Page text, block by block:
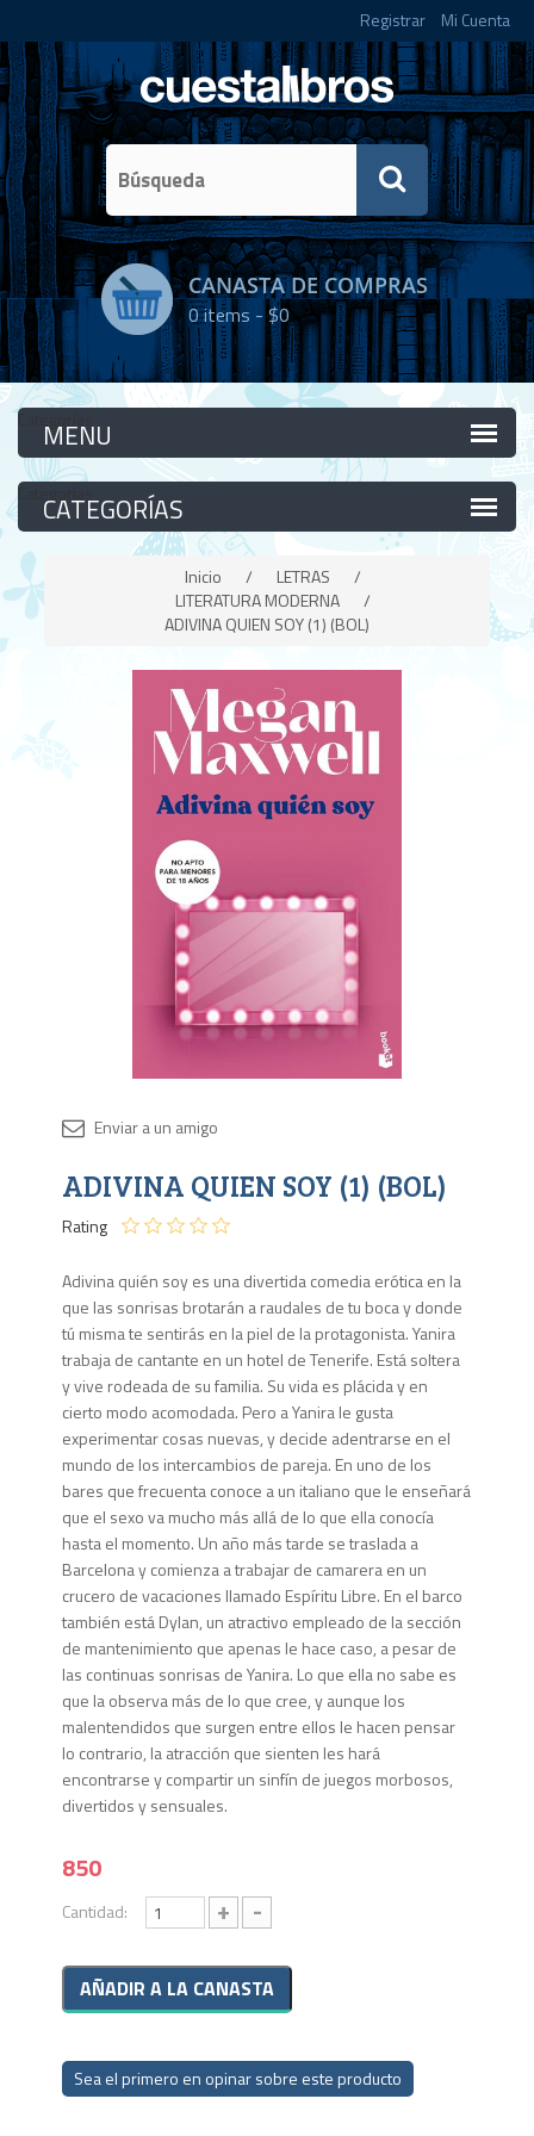
Registrar Mi Cuenta
CANASTA DE COMPRAS
0items -$0
Categorías
Categorías
Inicio / LETRAS
/
LITERATURA MODERNA
/
ADIVINA QUIEN SOY (1) (BOL)
ADIVINA QUIEN SOY (1) (BOL)
Rating
Adivina quién soy es una divertida comedia erótica en la
que las sonrisas brotarán a raudales de tu boca y donde
tú misma te sentirás en la piel de la protagonista. Yanira
trabaja de cantante en un hotel de Tenerife. Está soltera
y vive rodeada de su familia. Su vida es plácida y en
cierto modo acomodada. Pero a Yanira le gusta
experimentar cosas nuevas, y decide adentrarse en el
mundo de los intercambios de pareja. En uno de los
bares que frecuenta conoce a un italiano que le enseñará
que el sexo va mucho más allá de lo que ella conocía
hasta el momento. Un año más tarde se traslada a
Barcelona y comienza a trabajar de camarera en un
crucero de vacaciones llamado Espíritu Libre. En el barco
también está Dylan, un atractivo empleado de la sección
de mantenimiento que apenas le hace caso, a pesar de
las continuas sonrisas de Yanira. Lo que ella no sabe es
que la observa más de lo que cree, y aunque los
malentendidos que surgen entre ellos le hacen pensar
lo contrario, la atracción que sienten les hará
encontrarse y compartir un sinfín de juegos morbosos,
divertidos y sensuales.
850
Cantidad: + -
Sea el primero en opinar sobre este producto